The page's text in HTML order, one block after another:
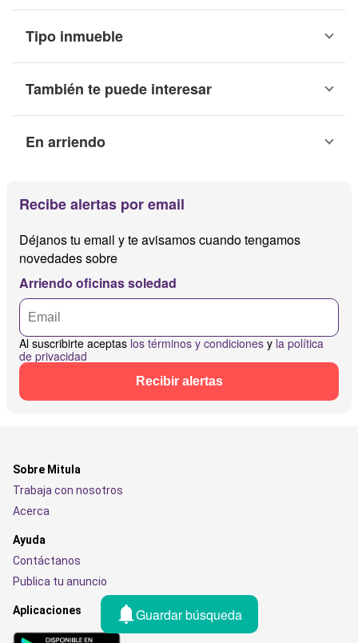
Tipo inmueble
También te puede interesar
En arriendo
Recibe alertas por email
Déjanos tu email y te avisamos cuando tengamos
novedades sobre
Arriendo oficinas soledad
Al suscribirte aceptas los términos y condiciones y la política
de privacidad
Recibir alertas
Guardar búsqueda
Sobre Mitula
Trabaja con nosotros
Acerca
Ayuda
Contáctanos
Publica tu anuncio
Aplicaciones